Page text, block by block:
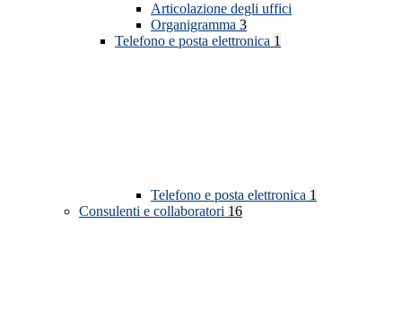
Articolazione degli uffici
Organigramma 3
Telefono e posta elettronica 1
Telefono e posta elettronica 1
Consulenti e collaboratori 16